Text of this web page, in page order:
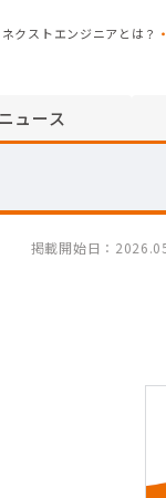
ネクストエンジニアとは？
ュース
掲載開始日